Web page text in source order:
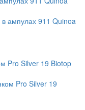
Pro Silver 19 Biotop